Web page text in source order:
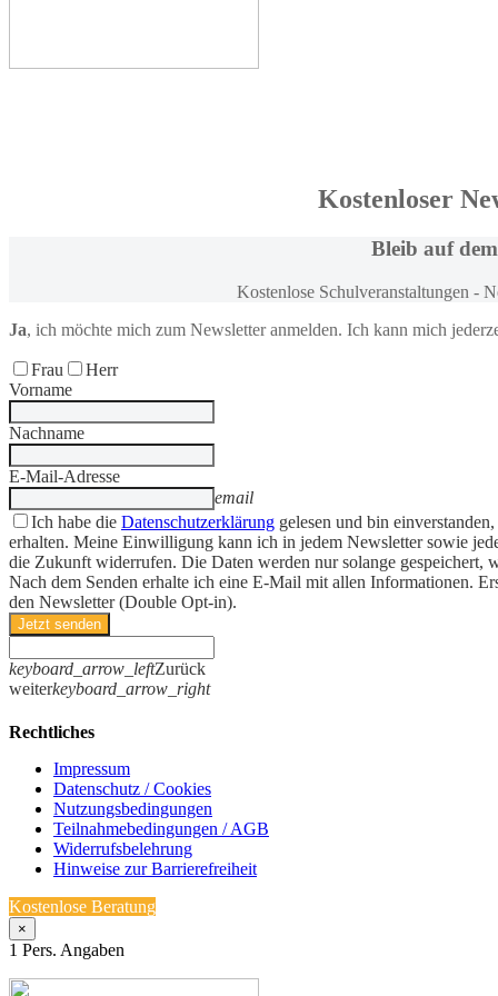
Kostenloser
Bleib auf
Kostenlose Schulveranstaltungen -
Ja, ich möchte mich zum Newsletter anmelden. Ich kann mich
Frau
Herr
Vorname
Nachname
E-Mail-Adresse
email
Ich habe die Datenschutzerklärung gelesen und bin
erhalten. Meine Einwilligung kann ich in jedem Newsletter sowie
die Zukunft widerrufen. Die Daten werden nur solange gespeichert,
Nach dem Senden erhalte ich eine E-Mail mit allen Informationen.
den Newsletter (Double Opt-in).
Jetzt senden
keyboard_arrow_leftZurück
weiterkeyboard_arrow_right
Rechtliches
Impressum
Datenschutz / Cookies
Nutzungsbedingungen
Teilnahmebedingungen / AGB
Widerrufsbelehrung
Hinweise zur Barrierefreiheit
Kostenlose Beratung
×
1 Pers. Angaben